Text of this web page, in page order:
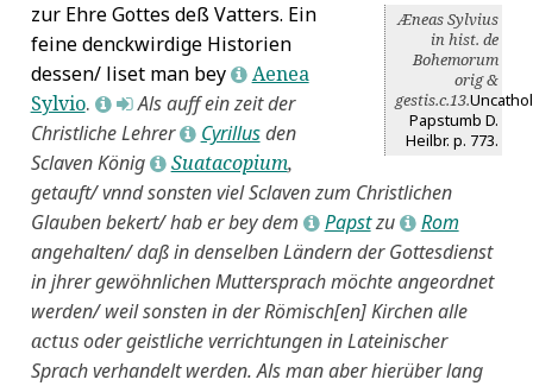
zur Ehre Gottes deß Vatters.
Æneas Sylvius
in hist. de
Bohemorum
orig &
gestis.c.13.
Papstumb D.
Heilbr. p. 773.
Ein
feine denckwirdige Historien
dessen/ liset man bey L Aenea
Sylvio. L MAls auff ein zeit der
Christliche LehrerL Cyrillusden
Sclaven König L Suatacopium,
getauft/ vnnd sonsten viel Sclaven zum Christlichen
Glauben bekert/ hab er bey dem L Papstzu L Rom
angehalten/ daß in denselben Ländern der Gottesdienst
in jhrer gewöhnlichen Muttersprach möchte angeordnet
werden/ weil sonsten in der Römisch[en] Kirchen alle
actusoder geistliche verrichtungen in Lateinischer
Sprach verhandelt werden. Als man aber hierüber lang